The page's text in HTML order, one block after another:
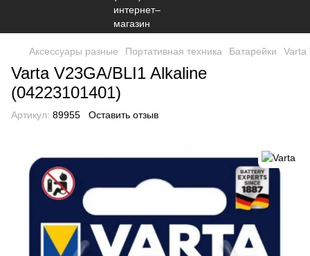
Аксессуары разные Портативная техника Батарейки Varta
Varta V23GA/BLI1 Alkaline
(04223101401)
Артикул: 89955 Оставить отзыв